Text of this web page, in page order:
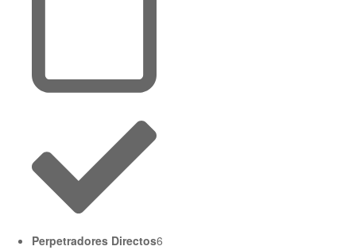
Perpetradores Directos6